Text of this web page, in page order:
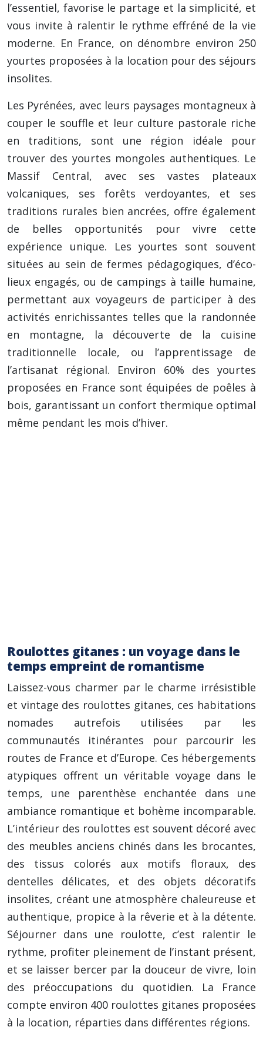
l’essentiel, favorise le partage et la simplicité, et
vous invite à ralentir le rythme effréné de la vie
moderne. En France, on dénombre environ 250
yourtes proposées à la location pour des séjours
insolites.
Les Pyrénées, avec leurs paysages montagneux à
couper le souffle et leur culture pastorale riche
en traditions, sont une région idéale pour
trouver des yourtes mongoles authentiques. Le
Massif Central, avec ses vastes plateaux
volcaniques, ses forêts verdoyantes, et ses
traditions rurales bien ancrées, offre également
de belles opportunités pour vivre cette
expérience unique. Les yourtes sont souvent
situées au sein de fermes pédagogiques, d’éco-
lieux engagés, ou de campings à taille humaine,
permettant aux voyageurs de participer à des
activités enrichissantes telles que la randonnée
en montagne, la découverte de la cuisine
traditionnelle locale, ou l’apprentissage de
l’artisanat régional. Environ 60% des yourtes
proposées en France sont équipées de poêles à
bois, garantissant un confort thermique optimal
même pendant les mois d’hiver.
Roulottes gitanes : un voyage dans le
temps empreint de romantisme
Laissez-vous charmer par le charme irrésistible
et vintage des roulottes gitanes, ces habitations
nomades autrefois utilisées par les
communautés itinérantes pour parcourir les
routes de France et d’Europe. Ces hébergements
atypiques offrent un véritable voyage dans le
temps, une parenthèse enchantée dans une
ambiance romantique et bohème incomparable.
L’intérieur des roulottes est souvent décoré avec
des meubles anciens chinés dans les brocantes,
des tissus colorés aux motifs floraux, des
dentelles délicates, et des objets décoratifs
insolites, créant une atmosphère chaleureuse et
authentique, propice à la rêverie et à la détente.
Séjourner dans une roulotte, c’est ralentir le
rythme, profiter pleinement de l’instant présent,
et se laisser bercer par la douceur de vivre, loin
des préoccupations du quotidien. La France
compte environ 400 roulottes gitanes proposées
à la location, réparties dans différentes régions.